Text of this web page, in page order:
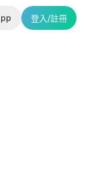
登入/註冊